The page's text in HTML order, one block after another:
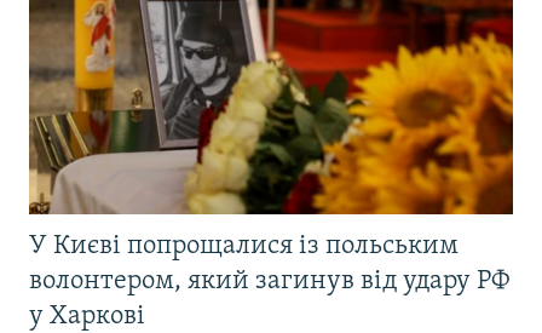
У Києві попрощалися із польським
волонтером, який загинув від удару РФ
у Харкові